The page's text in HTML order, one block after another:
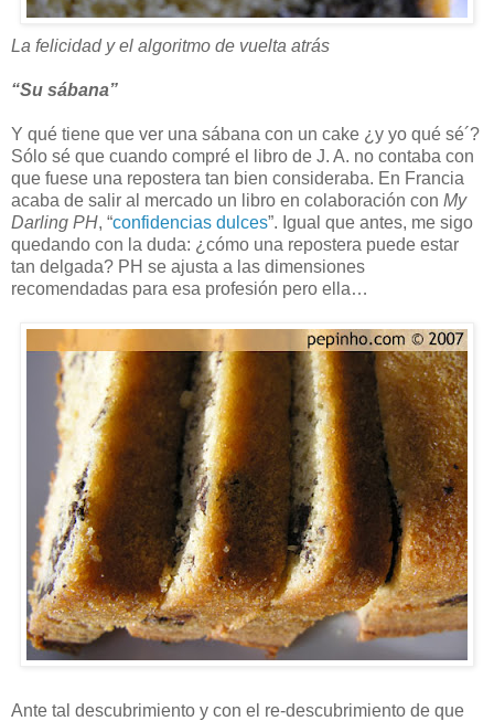
La felicidad y el algoritmo de vuelta atrás
“Su sábana”
Y qué tiene que ver una sábana con un cake ¿y yo qué sé´?
Sólo sé que cuando compré el libro de J. A. no contaba con
que fuese una repostera tan bien consideraba. En Francia
acaba de salir al mercado un libro en colaboración con My
Darling PH, “confidencias dulces”. Igual que antes, me sigo
quedando con la duda: ¿cómo una repostera puede estar
tan delgada? PH se ajusta a las dimensiones
recomendadas para esa profesión pero ella…
Ante tal descubrimiento y con el re-descubrimiento de que